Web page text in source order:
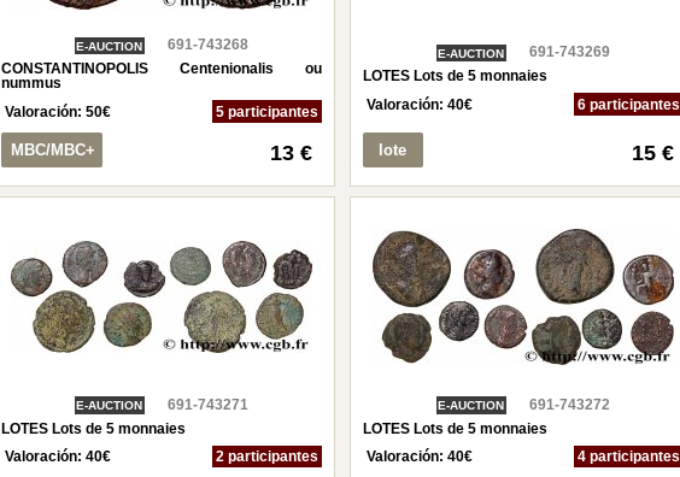
E-AUCTION
691-743268
CONSTANTINOPOLIS Centenionalis ou
nummus
Valoración:50€ 5 participantes
MBC/MBC+ 13 €
E-AUCTION
691-743269
LOTES Lots de 5 monnaies
Valoración:40€ 6 participantes
lote 15 €
E-AUCTION
691-743271
LOTES Lots de 5 monnaies
Valoración:40€ 2 participantes
E-AUCTION
691-743272
LOTES Lots de 5 monnaies
Valoración:40€ 4 participantes